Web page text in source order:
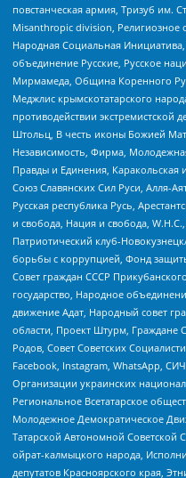
повстанческая армия, Тризуб им.
Misanthropic division, Религиозное
Народная Социальная
объединение Русские, Русское
Мирмамеда, Община Коренного
Меджлис крымскотатарского
противодействии экстремистской
Штольц, В честь иконы Божией
Независимость, Фирма,
Правды и Единения, Каракольская
Союз Славянских Сил Руси, Алля-
Русская республика Русь,
и свобода, Нация и свобода,
Патриотический клуб-
борьбы с коррупцией, Фонд
Совет граждан СССР
государство, Народное
движение Адат, Народный совет
области, Проект Штурм, Граждане
Родов, Совет Советских
Facebook, Instagram, WhatsApp,
Организации украинских
Региональное Всетатарское
Молодежное Демократическое
Татарской Автономной Советской
ойрат-калмыцкого народа,
депутатов Красноярского края,